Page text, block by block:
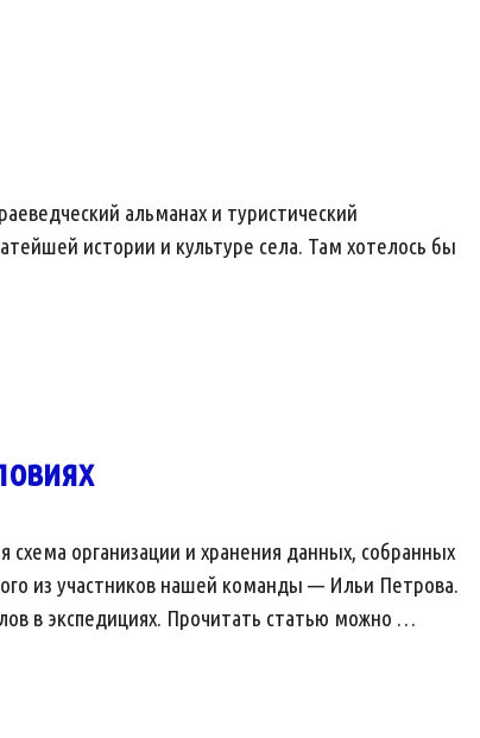
альманах и туристический
истории и культуре села. Там хотелось бы
организации и хранения данных, собранных
из участников нашей команды — Ильи Петрова.
в экспедициях. Прочитать статью можно …